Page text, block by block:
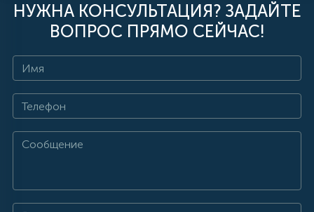
НУЖНА КОНСУЛЬТАЦИЯ? ЗАДАЙТЕ
ВОПРОС ПРЯМО СЕЙЧАС!